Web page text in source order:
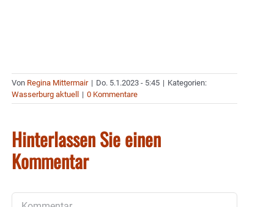
Von Regina Mittermair | Do. 5.1.2023 - 5:45 | Kategorien:
Wasserburg aktuell
| 0 Kommentare
Hinterlassen Sie einen
Kommentar